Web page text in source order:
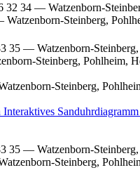
32 34 — Watzenborn-
Watzenborn-Steinberg,
35 — Watzenborn-
Steinberg, Pohlheim,
Steinberg,
Interaktives Sanduhrdiagramm
35 — Watzenborn-
Steinberg,